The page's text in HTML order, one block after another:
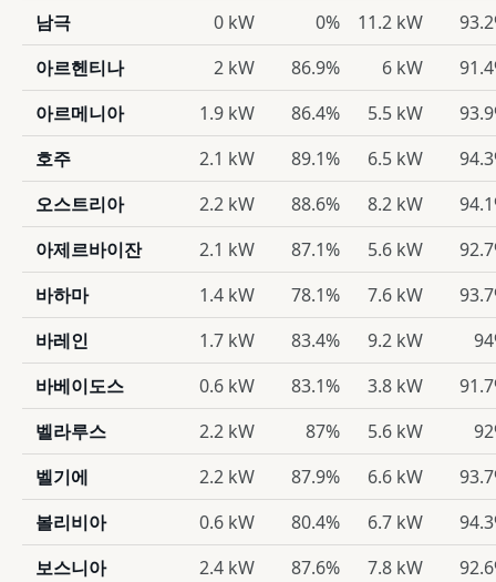
남극
0 kW 0% 11.2 kW
아르헨티나
2 kW 86.9% 6 kW
아르메니아
1.9 kW 86.4% 5.5 kW
호주
2.1 kW 89.1% 6.5 kW
오스트리아
2.2 kW 88.6% 8.2 kW
아제르바이잔
2.1 kW 87.1% 5.6 kW
바하마
1.4 kW 78.1% 7.6 kW
바레인
1.7 kW 83.4% 9.2 kW
바베이도스
0.6 kW 83.1% 3.8 kW
벨라루스
2.2 kW 87% 5.6 kW
벨기에
2.2 kW 87.9% 6.6 kW
볼리비아
0.6 kW 80.4% 6.7 kW
보스니아
2.4 kW 87.6% 7.8 kW